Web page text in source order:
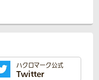
ハクロマーク公式
Twitter